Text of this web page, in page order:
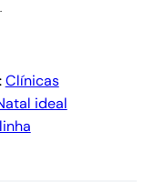
Clínicas
ideal